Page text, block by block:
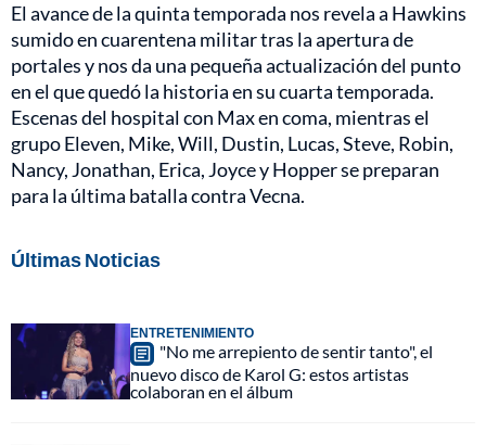
El avance de la quinta temporada nos revela a Hawkins
sumido en cuarentena militar tras la apertura de
portales y nos da una pequeña actualización del punto
en el que quedó la historia en su cuarta temporada.
Escenas del hospital con Max en coma, mientras el
grupo Eleven, Mike, Will, Dustin, Lucas, Steve, Robin,
Nancy, Jonathan, Erica, Joyce y Hopper se preparan
para la última batalla contra Vecna.
Últimas Noticias
ENTRETENIMIENTO
"No me arrepiento de sentir tanto", el
nuevo disco de Karol G: estos artistas
colaboran en el álbum